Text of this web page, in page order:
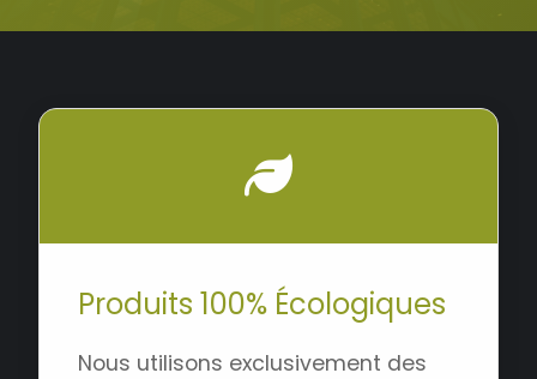
Produits 100% Écologiques
Nous utilisons exclusivement des